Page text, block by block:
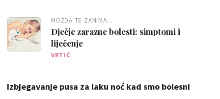
MOŽDA TE ZANIMA...
Dječje zarazne bolesti: simptomi i
liječenje
VRTIĆ
Izbjegavanje pusa za laku noć kad smo bolesni